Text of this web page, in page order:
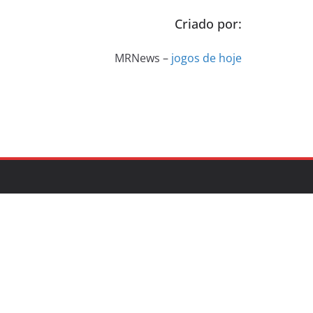
Criado por:
MRNews – jogos de hoje